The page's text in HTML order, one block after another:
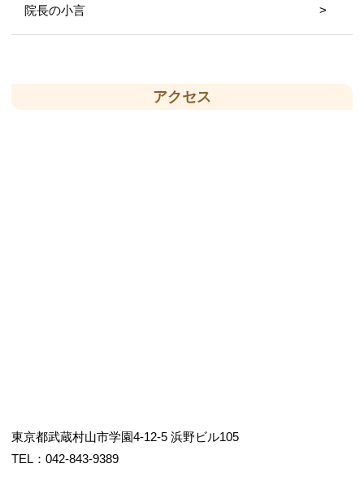
院長の小言
アクセス
東京都武蔵村山市学園4-12-5 浜野ビル105
TEL：042-843-9389